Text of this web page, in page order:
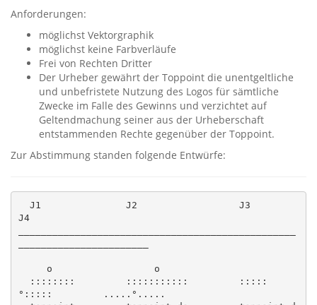
Anforderungen:
möglichst Vektorgraphik
möglichst keine Farbverläufe
Frei von Rechten Dritter
Der Urheber gewährt der Toppoint die unentgeltliche
und unbefristete Nutzung des Logos für sämtliche
Zwecke im Falle des Gewinns und verzichtet auf
Geltendmachung seiner aus der Urheberschaft
entstammenden Rechte gegenüber der Toppoint.
Zur Abstimmung standen folgende Entwürfe:
J4
°:::::         .....°.....